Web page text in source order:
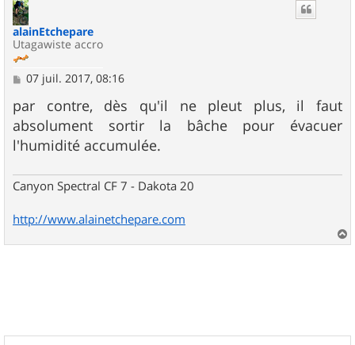
alainEtchepare
Utagawiste accro
M
s
s
a
g
e
07 juil. 2017, 08:16
par contre, dès qu'il ne pleut plus, il faut
absolument sortir la bâche pour évacuer
l'humidité accumulée.
Canyon Spectral CF 7 - Dakota 20
http://www.alainetchepare.com
a